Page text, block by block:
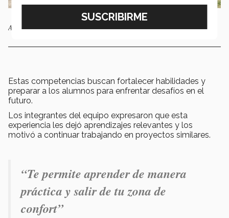
Alumnos ganadores del Reto FC Bravos. Foto por Deysi Mendoza.
Estas competencias buscan fortalecer habilidades y
preparar a los alumnos para enfrentar desafíos en el
futuro.
Los integrantes del equipo expresaron que esta
experiencia les dejó aprendizajes relevantes y los
motivó a continuar trabajando en proyectos similares.
“Te permite aprender de manera
práctica y salir de tu zona de
confort”